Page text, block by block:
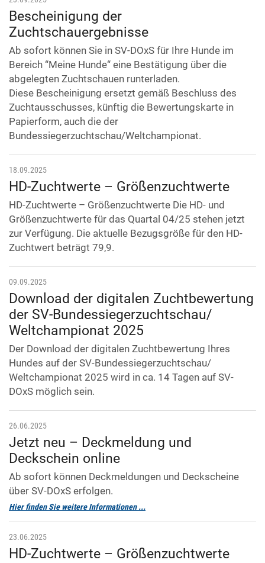
Bescheinigung der
Zuchtschauergebnisse
Ab sofort können Sie in SV-DOxS für Ihre Hunde im
Bereich “Meine Hunde“ eine Bestätigung über die
abgelegten Zuchtschauen runterladen.
Diese Bescheinigung ersetzt gemäß Beschluss des
Zuchtausschusses, künftig die Bewertungskarte in
Papierform, auch die der
Bundessiegerzuchtschau/Weltchampionat.
18.09.2025
HD-Zuchtwerte – Größenzuchtwerte
HD-Zuchtwerte – Größenzuchtwerte Die HD- und
Größenzuchtwerte für das Quartal 04/25 stehen jetzt
zur Verfügung. Die aktuelle Bezugsgröße für den HD-
Zuchtwert beträgt 79,9.
09.09.2025
Download der digitalen Zuchtbewertung
der SV-Bundessiegerzuchtschau/
Weltchampionat 2025
Der Download der digitalen Zuchtbewertung Ihres
Hundes auf der SV-Bundessiegerzuchtschau/
Weltchampionat 2025 wird in ca. 14 Tagen auf SV-
DOxS möglich sein.
26.06.2025
Jetzt neu – Deckmeldung und
Deckschein online
Ab sofort können Deckmeldungen und Deckscheine
über SV-DOxS erfolgen.
Hier finden Sie weitere Informationen ...
23.06.2025
HD-Zuchtwerte – Größenzuchtwerte